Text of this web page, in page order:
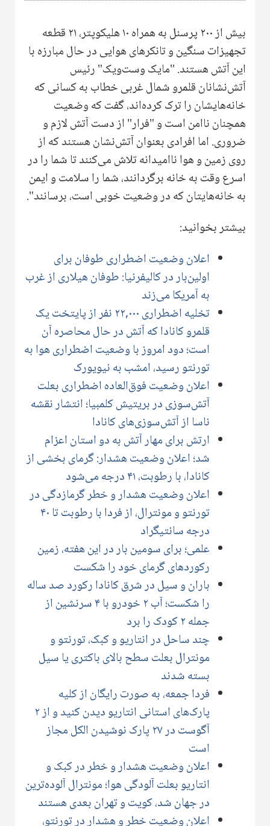
بیش از ۲۰۰ پرسنل به همراه ۱۰ هلیکوپتر، ۲۱ قطعه
تجهیزات سنگین و تانکرهای هوایی در حال مبارزه با
این آتش هستند. "مایک وست‌ویک" رئیس
آتش‌نشانان قلمرو شمال غربی خطاب به کسانی که
خانه‌هایشان را ترک کرده‌اند، گفت که وضعیت
همچنان ناامن است و "فرار" از دست آتش لازم و
ضروری. اما افرادی بعنوان آتش‌نشان هستند که از
روی زمین و هوا ناامیدانه تلاش می‌کنند تا شما را در
اسرع وقت به خانه برگردانند، شما را سلامت و ایمن
به خانه‌هایتان که در وضعیت خوبی است، برسانند".
بیشتر بخوانید:
اعلان وضعیت اضطراری طوفان برای
اولین‌بار در کالیفرنیا: طوفان هیلاری از غرب
به آمریکا می‌زند
تخلیه اضطراری ۲۲,۰۰۰ نفر از پایتخت یک
قلمرو کانادا که آتش در حال محاصره آن
است؛ دود امروز با وضعیت اضطراری هوا به
تورنتو رسید، امشب به نیویورک
اعلان وضعیت فوق‌العاده اضطراری بعلت
آتش‌سوزی در بریتیش کلمبیا؛ انتشار نقشه
ناسا از آتش‌سوزی‌های کانادا
ارتش برای مهار آتش به دو استان اعزام
شد؛ اعلان وضعیت هشدار: گرمای بخشی از
کانادا، با رطوبت، ۴۱ درجه می‌شود
اعلان وضعیت هشدار و خطر گرمازدگی در
تورنتو و مونترال، از فردا با رطوبت تا ۴۰
درجه سانتیگراد
علمی؛ برای سومین بار در این هفته، زمین
رکوردهای گرمای خود را شکست
باران و سیل در شرق کانادا رکورد صد ساله
را شکست؛ آب ۲ خودرو با ۴ سرنشین از
جمله ۲ کودک را برد
چند ساحل در انتاریو و کبک، تورنتو و
مونترال بعلت سطح بالای باکتری یا سیل
بسته شدند
فردا جمعه، به صورت رایگان از کلیه
پارک‌های استانی انتاریو دیدن کنید و از ۲
آگوست در ۲۷ پارک نوشیدن الکل مجاز
است
اعلان وضعیت هشدار و خطر در کبک و
انتاریو بعلت آلودگی هوا؛ مونترال آلوده‌ترین
در جهان شد، کویت و تهران بعدی هستند
اعلان وضعیت خطر و هشدار در تورنتو،